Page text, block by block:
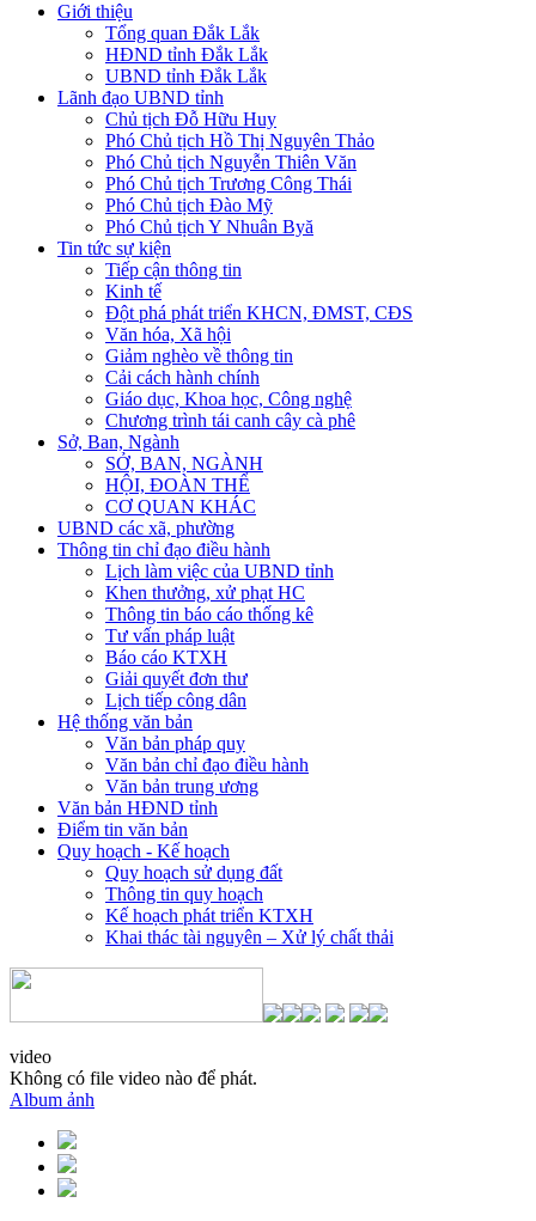
Giới thiệu
Tổng quan Đắk Lắk
HĐND tỉnh Đắk Lắk
UBND tỉnh Đắk Lắk
Lãnh đạo UBND tỉnh
Chủ tịch Đỗ Hữu Huy
Phó Chủ tịch Hồ Thị Nguyên Thảo
Phó Chủ tịch Nguyễn Thiên Văn
Phó Chủ tịch Trương Công Thái
Phó Chủ tịch Đào Mỹ
Phó Chủ tịch Y Nhuân Byă
Tin tức sự kiện
Tiếp cận thông tin
Kinh tế
Đột phá phát triển KHCN, ĐMST, CĐS
Văn hóa, Xã hội
Giảm nghèo về thông tin
Cải cách hành chính
Giáo dục, Khoa học, Công nghệ
Chương trình tái canh cây cà phê
Sở, Ban, Ngành
SỞ, BAN, NGÀNH
HỘI, ĐOÀN THỂ
CƠ QUAN KHÁC
UBND các xã, phường
Thông tin chỉ đạo điều hành
Lịch làm việc của UBND tỉnh
Khen thưởng, xử phạt HC
Thông tin báo cáo thống kê
Tư vấn pháp luật
Báo cáo KTXH
Giải quyết đơn thư
Lịch tiếp công dân
Hệ thống văn bản
Văn bản pháp quy
Văn bản chỉ đạo điều hành
Văn bản trung ương
Văn bản HĐND tỉnh
Điểm tin văn bản
Quy hoạch - Kế hoạch
Quy hoạch sử dụng đất
Thông tin quy hoạch
Kế hoạch phát triển KTXH
Khai thác tài nguyên – Xử lý chất thải
video
Không có file video nào để phát.
Album ảnh